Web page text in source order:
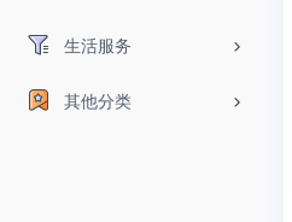
生活服务
其他分类